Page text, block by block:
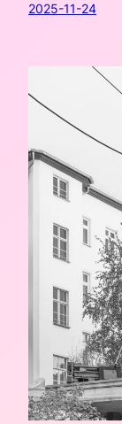
2025-11-24